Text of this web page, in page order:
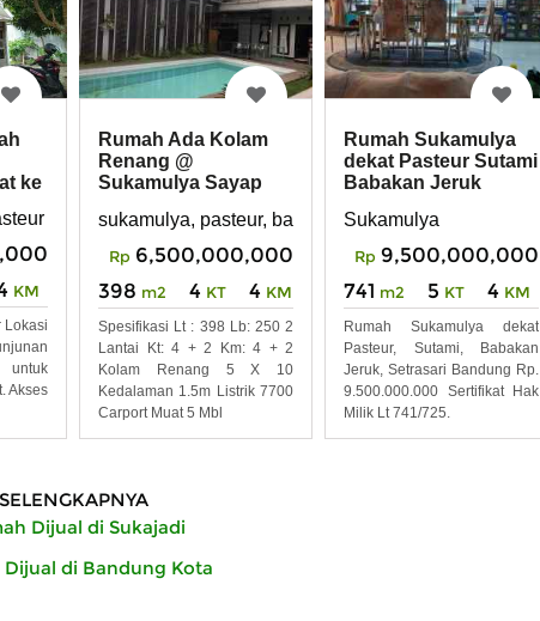
, Bandung
ke
KM
Lokasi
Akses
Rumah Ada Kolam
Renang @
Sukamulya Sayap
Jeruk Sutami
Bandung
sukamulya, pasteur, babakan jeruk
Rp 6,500,000,000
398 m2 4 KT 4 KM
Spesifikasi Lt : 398 Lb: 250 2
Lantai Kt: 4 + 2 Km: 4 + 2
Kolam Renang 5 X 10
Kedalaman 1.5m Listrik 7700
Carport Muat 5 Mbl
Rumah Sukamulya
dekat Pasteur Sutami
Babakan Jeruk
Sukamulya
Rp 9,500,000,000
741 m2 5 KT 4 KM
Rumah Sukamulya dekat
Pasteur, Sutami, Babakan
Jeruk, Setrasari Bandung Rp.
9.500.000.000 Sertifikat Hak
Milik Lt 741/725.
SELENGKAPNYA
Dijual di Sukajadi
Dijual di Bandung Kota